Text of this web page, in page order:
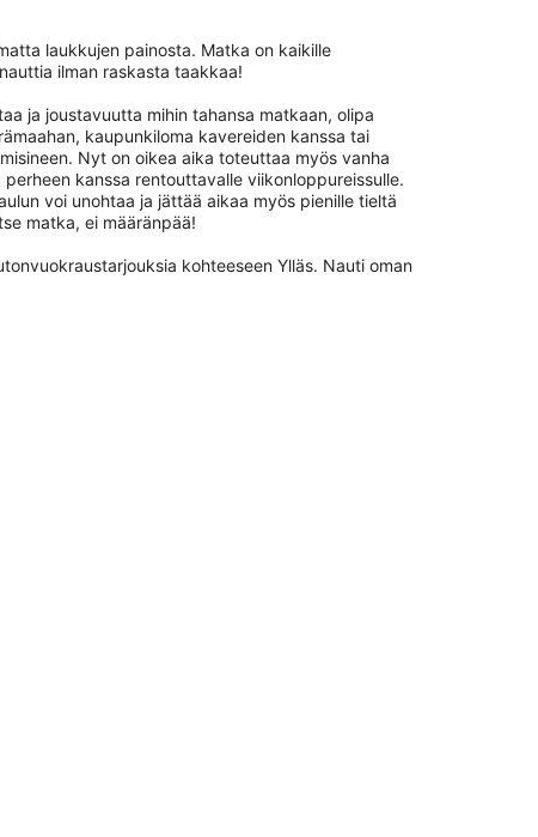
laukkujen painosta. Matka on kaikille
ilman raskasta taakkaa!
ja joustavuutta mihin tahansa matkaan, olipa
kaupunkiloma kavereiden kanssa tai
Nyt on oikea aika toteuttaa myös vanha
kanssa rentouttavalle viikonloppureissulle.
voi unohtaa ja jättää aikaa myös pienille tieltä
matka, ei määränpää!
kohteeseen Ylläs. Nauti oman